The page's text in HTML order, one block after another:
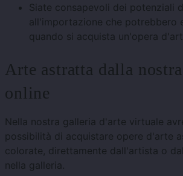
Siate consapevoli dei potenziali
all'importazione che potrebbero
quando si acquista un'opera
Arte astratta dalla
online
Nella nostra galleria d'arte virtuale
possibilità di acquistare opere d'arte
colorate, direttamente dall'artista o
nella galleria.